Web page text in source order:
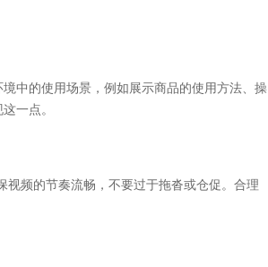
中的使用场景，例如展示商品的使用方法、操
一点。
频的节奏流畅，不要过于拖沓或仓促。合理